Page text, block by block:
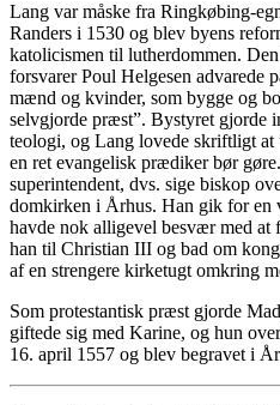
Lang var måske fra Ringkøbing-
Randers i 1530 og blev byens
katolicismen til lutherdommen.
forsvarer Poul Helgesen advarede
mænd og kvinder, som bygge og
selvgjorde præst”. Bystyret gjorde
teologi, og Lang lovede skriftligt
en ret evangelisk prædiker bør
superintendent, dvs. sige biskop
domkirken i Århus. Han gik for en
havde nok alligevel besvær med at
han til Christian III og bad om
af en strengere kirketugt omkring
Som protestantisk præst gjorde
giftede sig med Karine, og hun
16. april 1557 og blev begravet i